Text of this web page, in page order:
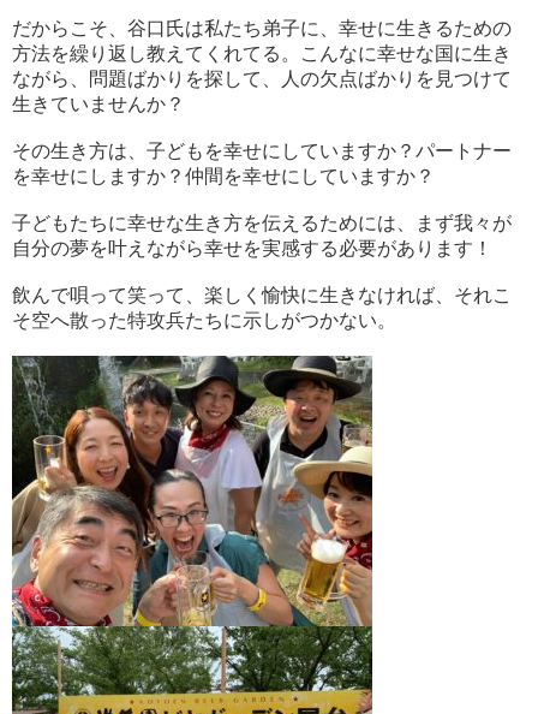
だからこそ、谷口氏は私たち弟子に、幸せに生きるための
方法を繰り返し教えてくれてる。こんなに幸せな国に生き
ながら、問題ばかりを探して、人の欠点ばかりを見つけて
生きていませんか？
その生き方は、子どもを幸せにしていますか？パートナー
を幸せにしますか？仲間を幸せにしていますか？
子どもたちに幸せな生き方を伝えるためには、まず我々が
自分の夢を叶えながら幸せを実感する必要があります！
飲んで唄って笑って、楽しく愉快に生きなければ、それこ
そ空へ散った特攻兵たちに示しがつかない。